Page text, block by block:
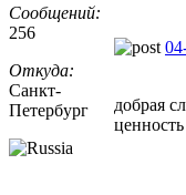
Сообщений:
256
Откуда:
Санкт-
Петерб​ург
добрая